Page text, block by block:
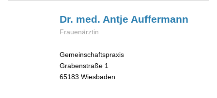
Dr. med. Antje Auffermann
Frauenärztin
Gemeinschaftspraxis
Grabenstraße 1
65183 Wiesbaden